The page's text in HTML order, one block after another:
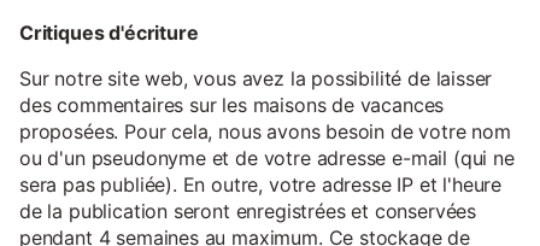
Critiques d'écriture
Sur notre site web, vous avez la possibilité de laisser
des commentaires sur les maisons de vacances
proposées. Pour cela, nous avons besoin de votre nom
ou d'un pseudonyme et de votre adresse e-mail (qui ne
sera pas publiée). En outre, votre adresse IP et l'heure
de la publication seront enregistrées et conservées
pendant 4 semaines au maximum. Ce stockage de